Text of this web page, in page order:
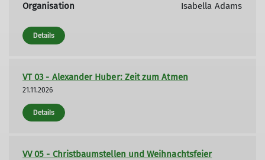
Organisation Isabella Adams
Details
VT 03 - Alexander Huber: Zeit zum Atmen
21.11.2026
Details
VV 05 - Christbaumstellen und Weihnachtsfeier